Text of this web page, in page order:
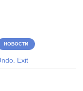
НОВОСТИ
Exit